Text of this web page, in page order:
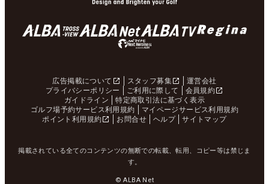
広告掲載について スタッフ募集
運営会社
プライバシーポリシー
ご利用に際して
会員規約
ガイドライン
特定商取引法に基づく表示
ゴルフ場予約サービス利用規約
マイページサービス利用規約
ポイント利用規約
お問合せ ヘルプ サイトマップ
掲載されている全てのコンテンツの無断での転載、転用、コピー等は禁じま
す。
© ALBA Net